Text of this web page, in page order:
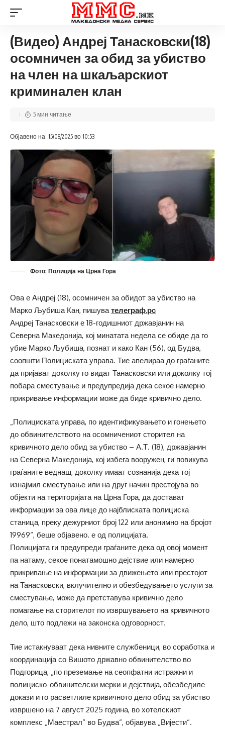
(Видео) Андреј Танасковски(18)
осомничен за обид за убиство
на член на шкаљарскиот
криминален клан
Објавено на: 15/08/2025 во 10:53
5 мин читање
Фото: Полиција на Црна Гора
Ова е Андреј (18), осомничен за обидот за убиство на
Марко Љубиша Кан, пишувателеграф.рс
Андреј Танасковски е 18-годишниот државјанин на
Северна Македонија, кој минатата недела се обиде да го
убие Марко Љубиша, познат и како Кан (56), од Будва,
соопшти Полициската управа. Тие апелираа до граѓаните
да пријават доколку го видат Танасковски или доколку тој
побара сместување и предупредија дека секое намерно
прикривање информации може да биде кривично дело.
„Полициската управа, по идентификувањето и гонењето
до обвинителството на осомничениот сторител на
кривичното дело обид за убиство – А.Т. (18), државјанин
на Северна Македонија, кој избега вооружен, ги повикува
граѓаните веднаш, доколку имаат сознанија дека тој
изнајмил сместување или на друг начин престојува во
објекти на територијата на Црна Гора, да достават
информации за ова лице до најблиската полициска
станица, преку дежурниот број 122 или анонимно на бројот
19969“, беше објавено. е од полицијата.
Полицијата ги предупреди граѓаните дека од овој момент
па натаму, секое понатамошно дејствие или намерно
прикривање на информации за движењето или престојот
на Танасковски, вклучително и обезбедувањето услуги за
сместување, може да претставува кривично дело
помагање на сторителот по извршувањето на кривичното
дело, што подлежи на законска одговорност.
Тие истакнуваат дека нивните службеници, во соработка и
координација со Вишото државно обвинителство во
Подгорица, „по преземање на сеопфатни истражни и
полициско-обвинителски мерки и дејствија, обезбедиле
докази и го расветлиле кривичното дело обид за убиство
извршено на 7 август 2025 година, во хотелскиот
комплекс „Маестрал“ во Будва“, објавува „Вијести“.